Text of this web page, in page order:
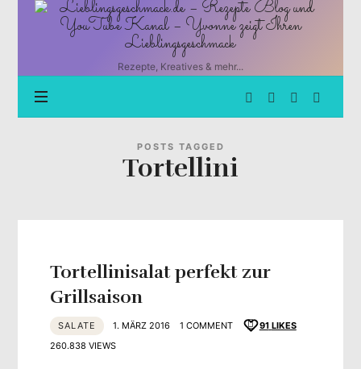
Lieblingsgeschmack.de
Rezepte
und
YouTube
Kanal
Rezepte, Kreatives & mehr...
POSTS TAGGED
Tortellini
Tortellinisalat perfekt zur
Grillsaison
SALATE 1. MÄRZ 2016 1 COMMENT 91 LIKES
260.838 VIEWS